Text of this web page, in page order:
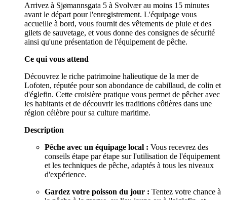
Arrivez à Sjømannsgata 5 à Svolvær au moins 15 minutes
avant le départ pour l'enregistrement. L'équipage vous
accueille à bord, vous fournit des vêtements de pluie et des
gilets de sauvetage, et vous donne des consignes de sécurité
ainsi qu'une présentation de l'équipement de pêche.
Ce qui vous attend
Découvrez le riche patrimoine halieutique de la mer de
Lofoten, réputée pour son abondance de cabillaud, de colin et
d'églefin. Cette croisière pratique vous permet de pêcher avec
les habitants et de découvrir les traditions côtières dans une
région célèbre pour sa culture maritime.
Description
Pêche avec un équipage local : Vous recevrez des
conseils étape par étape sur l'utilisation de l'équipement
et les techniques de pêche, adaptés à tous les niveaux
d'expérience.
Gardez votre poisson du jour : Tentez votre chance à